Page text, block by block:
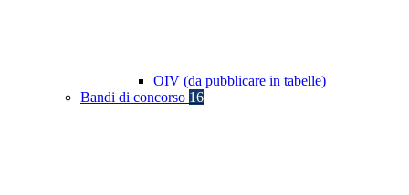
OIV (da pubblicare in tabelle)
Bandi di concorso 16